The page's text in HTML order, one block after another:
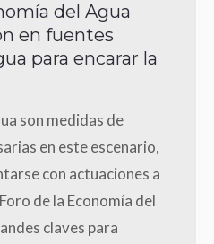
del Agua
en fuentes
para encarar la
son medidas de
en este escenario,
con actuaciones a
de la Economía del
claves para